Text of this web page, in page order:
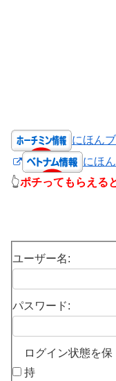
にほん
にほ
👆ポチってもらえる
ユーザー名:
パスワード:
ログイン状態を保
持